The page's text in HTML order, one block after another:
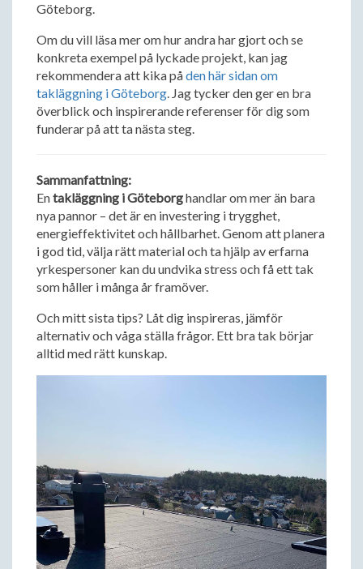
Göteborg.
Om du vill läsa mer om hur andra har gjort och se
konkreta exempel på lyckade projekt, kan jag
rekommendera att kika påden här sidan om
takläggning i Göteborg. Jag tycker den ger en bra
överblick och inspirerande referenser för dig som
funderar på att ta nästa steg.
Sammanfattning:
Entakläggning i Göteborghandlar om mer än bara
nya pannor – det är en investering i trygghet,
energieffektivitet och hållbarhet. Genom att planera
i god tid, välja rätt material och ta hjälp av erfarna
yrkespersoner kan du undvika stress och få ett tak
som håller i många år framöver.
Och mitt sista tips? Låt dig inspireras, jämför
alternativ och våga ställa frågor. Ett bra tak börjar
alltid med rätt kunskap.